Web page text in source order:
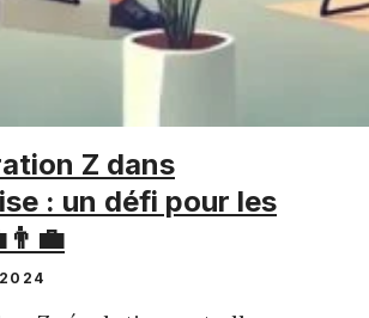
Z dans
: un défi pour les